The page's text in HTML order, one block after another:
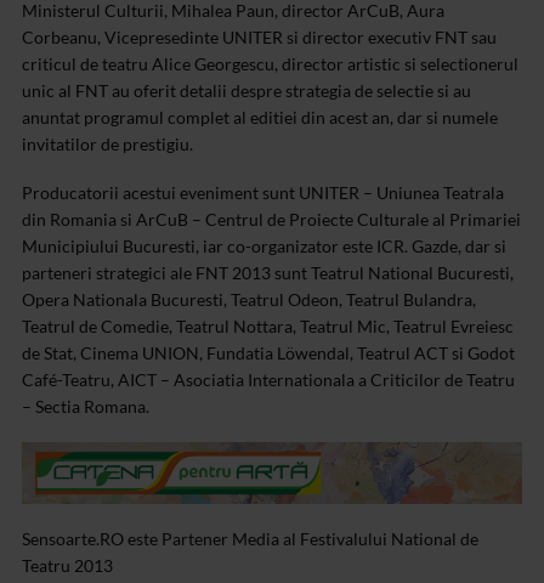
Ministerul Culturii, Mihalea Paun, director ArCuB, Aura
Corbeanu, Vicepresedinte UNITER si director executiv FNT sau
criticul de teatru Alice Georgescu, director artistic si selectionerul
unic al FNT au oferit detalii despre strategia de selectie si au
anuntat programul complet al editiei din acest an, dar si numele
invitatilor de prestigiu.
Producatorii acestui eveniment sunt UNITER – Uniunea Teatrala
din Romania si ArCuB – Centrul de Proiecte Culturale al Primariei
Municipiului Bucuresti, iar co-organizator este ICR. Gazde, dar si
parteneri strategici ale FNT 2013 sunt Teatrul National Bucuresti,
Opera Nationala Bucuresti, Teatrul Odeon, Teatrul Bulandra,
Teatrul de Comedie, Teatrul Nottara, Teatrul Mic, Teatrul Evreiesc
de Stat, Cinema UNION, Fundatia Löwendal, Teatrul ACT si Godot
Café-Teatru, AICT – Asociatia Internationala a Criticilor de Teatru
– Sectia Romana.
Sensoarte.RO este Partener Media al Festivalului National de
Teatru 2013